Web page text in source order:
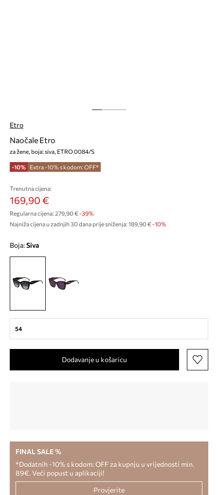
Etro
Naočale Etro
za žene, boja: siva, ETRO 0084/S
-10% Extra -10% s kodom: OFF*
Trenutna cijena:
169,90 €
Regularna cijena: 279,90 €-39%
Najniža cijena u zadnjih 30 dana prije sniženja: 189,90 € -10%
Boja: siva
54
Dodavanje u košaricu
FINAL SALE %
*Dodatnih -10% s kodom: OFF za kupnju u vrijednosti min.
89€. Veći popust u aplikaciji!
Provjerite